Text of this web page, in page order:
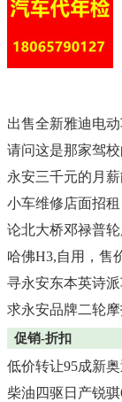
出售全新雅迪电
请问这是那家驾
永安三千元的月
小车维修店面招租
论北大桥邓禄普
哈佛H3,自用，售
寻永安东本英诗
求永安品牌二轮
促销-折扣
低价转让95成新
柴油四驱日产锐